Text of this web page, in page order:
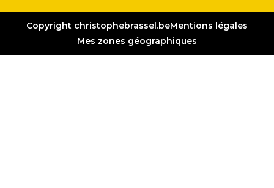
Copyright christophebrassel.beMentions légales
Mes zones géographiques